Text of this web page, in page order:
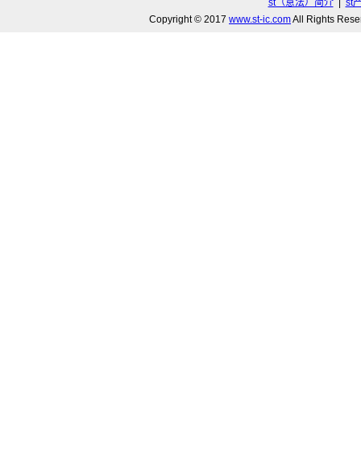
st（意法）简介| st
Copyright © 2017 www.st-ic.comAll Rights